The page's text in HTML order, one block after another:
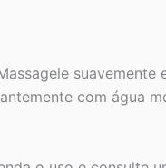
suavemente
com água